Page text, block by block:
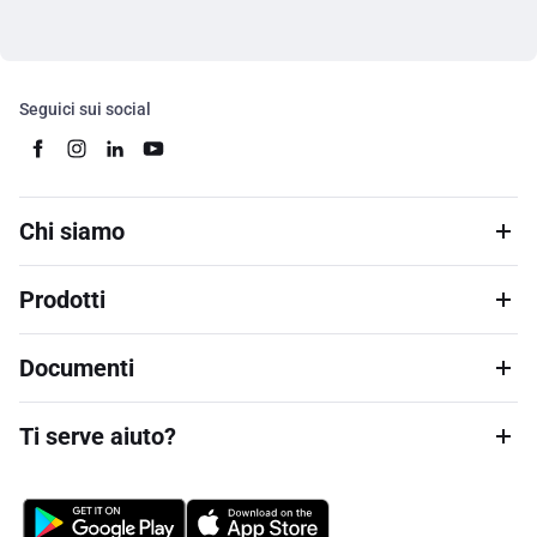
Seguici sui social
Chi siamo
Prodotti
Documenti
Ti serve aiuto?